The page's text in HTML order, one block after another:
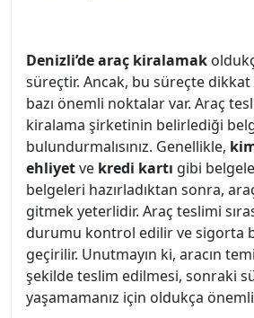
Denizli’de araç kiralamak
süreçtir. Ancak, bu süreçte
bazı önemli noktalar var. Araç
kiralama şirketinin belirlediği
bulundurmalısınız. Genellikle,
ehliyetve kredi kartı gibi
belgeleri hazırladıktan sonra,
gitmek yeterlidir. Araç teslimi
durumu kontrol edilir ve sigorta
geçirilir. Unutmayın ki, aracın
şekilde teslim edilmesi, sonraki
yaşamamanız için oldukça